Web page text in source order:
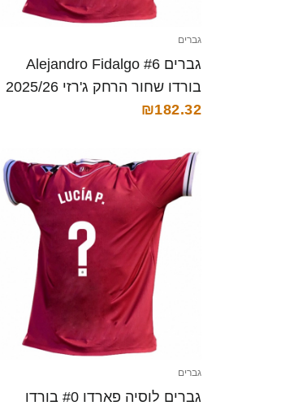
גברים
גברים Alejandro Fidalgo #6
בורדו שחור הרחק ג'רזי 2025/26
חולצה קצרה
₪182.32
גברים
גברים לוסיה פארדו #0 בורדו